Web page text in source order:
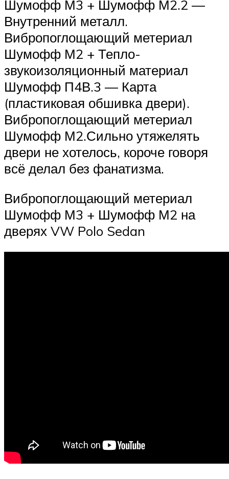
Шумофф М3 + Шумофф М2.2 —
Внутренний металл.
Вибропоглощающий метериал
Шумофф М2 + Тепло-
звукоизоляционный материал
Шумофф П4В.3 — Карта
(пластиковая обшивка двери).
Вибропоглощающий метериал
Шумофф М2.Сильно утяжелять
двери не хотелось, короче говоря
всё делал без фанатизма.
Вибропоглощающий метериал
Шумофф М3 + Шумофф М2 на
дверях VW Polo Sedan